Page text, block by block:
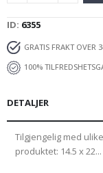
ID 6355
GRATIS FRAKT OVER
100%
DETALJER
Tilgjengelig med
produktet: 14.5 x 22...